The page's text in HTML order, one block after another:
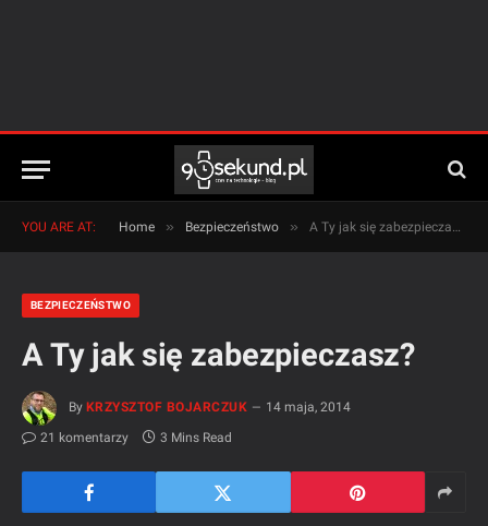
YOU ARE AT: Home » Bezpieczeństwo » A Ty jak się zabezpieczasz?
BEZPIECZEŃSTWO
A Ty jak się zabezpieczasz?
By KRZYSZTOF BOJARCZUK
14 maja, 2014
21 komentarzy
3 Mins Read